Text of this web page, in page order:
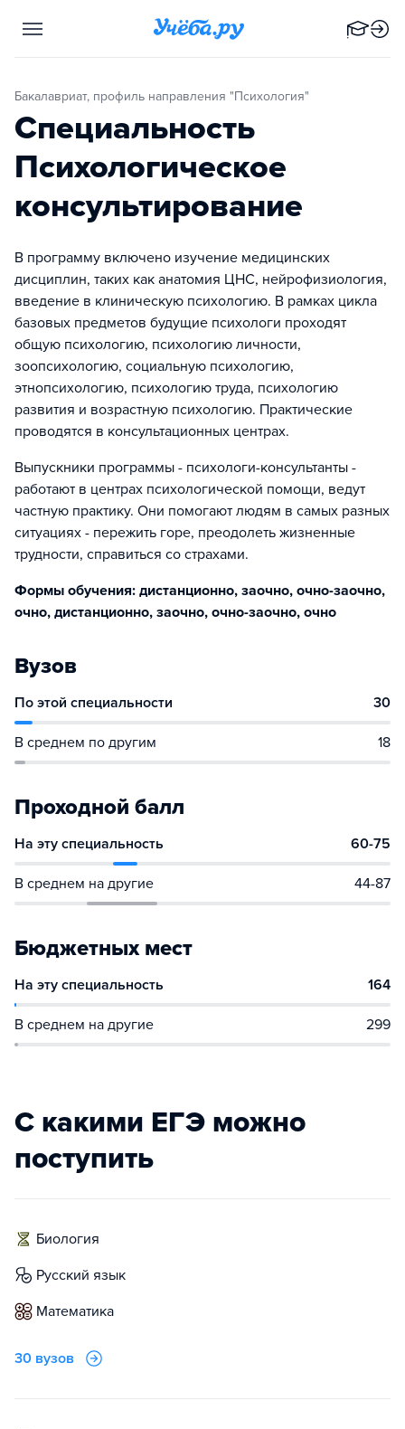
Бакалавриат, профиль направления "Психология"
Специальность
Психологическое
консультирование
В программу включено изучение медицинских
дисциплин, таких как анатомия ЦНС, нейрофизиология,
введение в клиническую психологию. В рамках цикла
базовых предметов будущие психологи проходят
общую психологию, психологию личности,
зоопсихологию, социальную психологию,
этнопсихологию, психологию труда, психологию
развития и возрастную психологию. Практические
проводятся в консультационных центрах.
Выпускники программы - психологи-консультанты -
работают в центрах психологической помощи, ведут
частную практику. Они помогают людям в самых разных
ситуациях - пережить горе, преодолеть жизненные
трудности, справиться со страхами.
Формы обучения: дистанционно, заочно, очно-заочно,
очно, дистанционно, заочно, очно-заочно, очно
Вузов
По этой специальности 30
В среднем по другим 18
Проходной балл
На эту специальность 60-75
В среднем на другие 44-87
Бюджетных мест
На эту специальность 164
В среднем на другие 299
С какими ЕГЭ можно
поступить
биология
русский язык
математика
30 вузов